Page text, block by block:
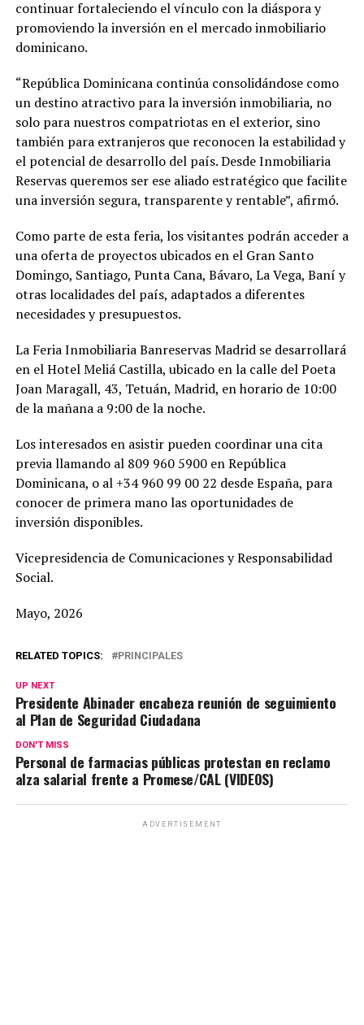
continuar fortaleciendo el vínculo con la diáspora y
promoviendo la inversión en el mercado inmobiliario
dominicano.
“República Dominicana continúa consolidándose como
un destino atractivo para la inversión inmobiliaria, no
solo para nuestros compatriotas en el exterior, sino
también para extranjeros que reconocen la estabilidad y
el potencial de desarrollo del país. Desde Inmobiliaria
Reservas queremos ser ese aliado estratégico que facilite
una inversión segura, transparente y rentable”, afirmó.
Como parte de esta feria, los visitantes podrán acceder a
una oferta de proyectos ubicados en el Gran Santo
Domingo, Santiago, Punta Cana, Bávaro, La Vega, Baní y
otras localidades del país, adaptados a diferentes
necesidades y presupuestos.
La Feria Inmobiliaria Banreservas Madrid se desarrollará
en el Hotel Meliá Castilla, ubicado en la calle del Poeta
Joan Maragall, 43, Tetuán, Madrid, en horario de 10:00
de la mañana a 9:00 de la noche.
Los interesados en asistir pueden coordinar una cita
previa llamando al 809 960 5900 en República
Dominicana, o al +34 960 99 00 22 desde España, para
conocer de primera mano las oportunidades de
inversión disponibles.
Vicepresidencia de Comunicaciones y Responsabilidad
Social.
Mayo, 2026
RELATED TOPICS: PRINCIPALES
UP NEXT
Presidente Abinader encabeza reunión de seguimiento
al Plan de Seguridad Ciudadana
DON'T MISS
Personal de farmacias públicas protestan en reclamo
alza salarial frente a Promese/CAL (VIDEOS)
ADVERTISEMENT